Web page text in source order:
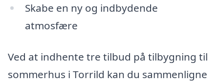
Skabe en ny og indbydende
atmosfære
Ved at indhente tre tilbud på tilbygning til
sommerhus i Torrild kan du sammenligne